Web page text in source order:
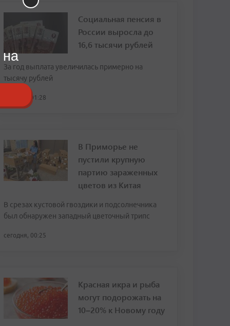
Социальная пенсия в
России выросла до
16,6 тысячи рублей
За год выплата увеличилась примерно на
тысячу рублей
сегодня, 01:28
В Приморье не
пустили крупную
партию зараженных
цветов из Китая
В срезах кустовой гвоздики и подсолнечника
был обнаружен западный цветочный трипс
сегодня, 00:25
Красная икра и рыба
могут подорожать на
10–20% к Новому году